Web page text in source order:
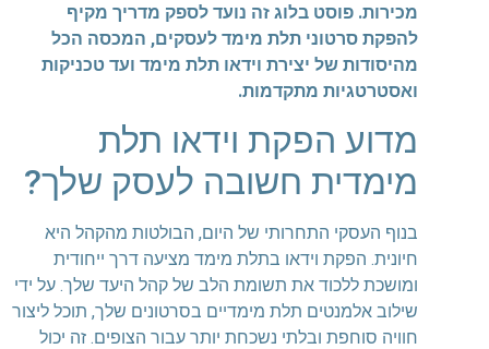
מכירות. פוסט בלוג זה נועד לספק מדריך מקיף
להפקת סרטוני תלת מימד לעסקים, המכסה הכל
מהיסודות של יצירת וידאו תלת מימד ועד טכניקות
ואסטרטגיות מתקדמות.
מדוע הפקת וידאו תלת
מימדית חשובה לעסק שלך?
בנוף העסקי התחרותי של היום, הבולטות מהקהל היא
חיונית. הפקת וידאו בתלת מימד מציעה דרך ייחודית
ומושכת ללכוד את תשומת הלב של קהל היעד שלך. על ידי
שילוב אלמנטים תלת מימדיים בסרטונים שלך, תוכל ליצור
חוויה סוחפת ובלתי נשכחת יותר עבור הצופים. זה יכול